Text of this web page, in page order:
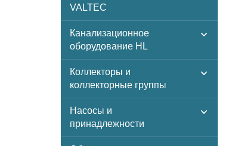
VALTEC
Канализационное
оборудование HL
Коллекторы и
коллекторные группы
Насосы и
принадлежности